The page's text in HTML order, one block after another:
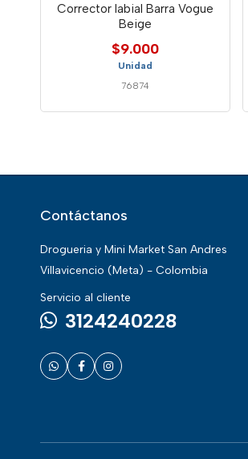
Corrector labial Barra Vogue
Beige
$9.000
Unidad
76874
Contáctanos
Drogueria y Mini Market San Andres
Villavicencio (Meta) - Colombia
Servicio al cliente
3124240228